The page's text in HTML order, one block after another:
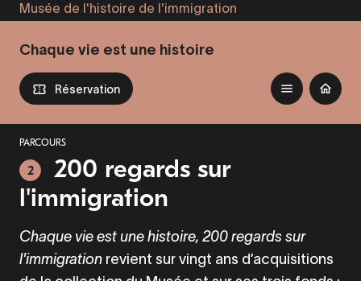
Aller
contenu
principal
Musée de l'histoire de l'immigration
Chaque vie est une histoire
Réservation
PARCOURS
2
200 regards sur
l'immigration
Chaque vie est une histoire, 200 regards sur
l'immigration revient sur vingt ans d’acquisitions